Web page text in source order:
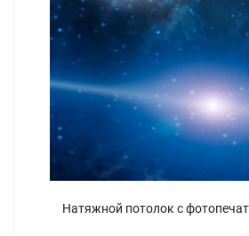
Натяжной потолок с